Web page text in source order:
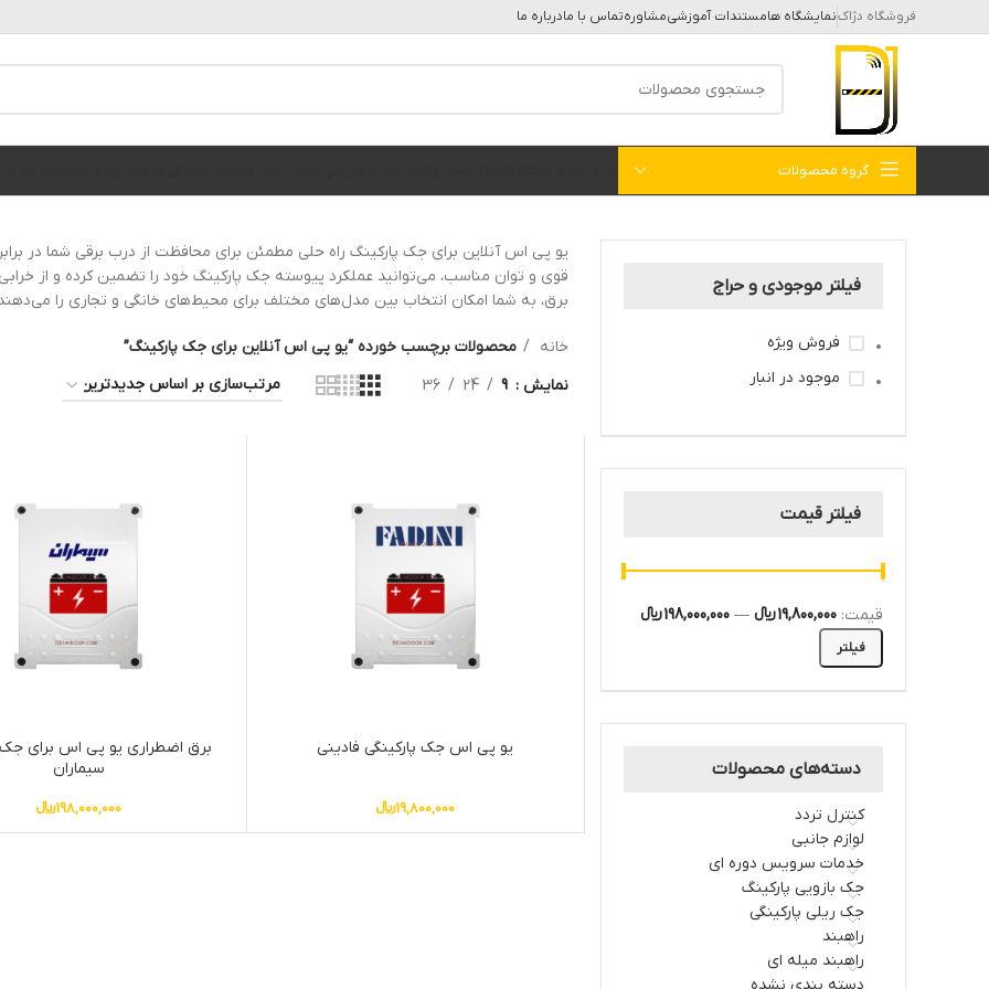
فروشگاه دژاکنمایشگاه هامستندات آموزشیمشاورهتماس با مادرباره ما
گروه محصولات
فیلتر موجودی و حراج
فروش ویژه
موجود در انبار
فیلتر قیمت
فیلتر
قیمت: 19,800,000 ﷼ — 198,000,000 ﷼
دسته‌های محصولات
کنترل تردد
لوازم جانبی
خدمات سرویس دوره ای
جک بازویی پارکینگ
جک ریلی پارکینگی
راهبند
راهبند میله ای
قوی و توان مناسب، می‌توانید عملکرد پیوسته جک پارکینگ خود را تضمین کرده و از
برق، به شما امکان انتخاب بین مدل‌های مختلف برای محیط‌های خانگی و تجاری را
خانه
محصولات برچسب خورده “یو پی اس آنلاین برای جک پارکینگ”
نمایش 9
24
36
یو پی اس جک پارکینگی فادینی
19,800,000﷼
برق اضطراری یو پی اس برای جک
سیماران
198,000,000﷼